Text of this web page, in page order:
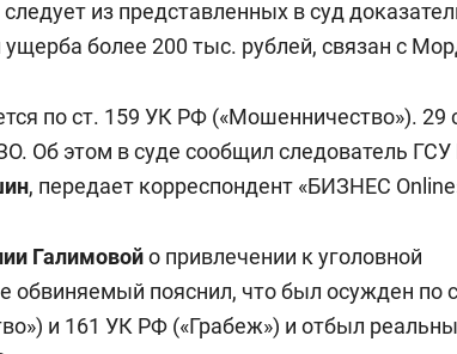
из представленных в суд
более 200 тыс. рублей, связан с
по ст. 159 УК РФ («Мошенничество»). 29
Об этом в суде сообщил следователь
, передает корреспондент «БИЗНЕС
Галимовойо привлечении к уголовной
обвиняемый пояснил, что был осужден по
и 161 УК РФ («Грабеж») и отбыл